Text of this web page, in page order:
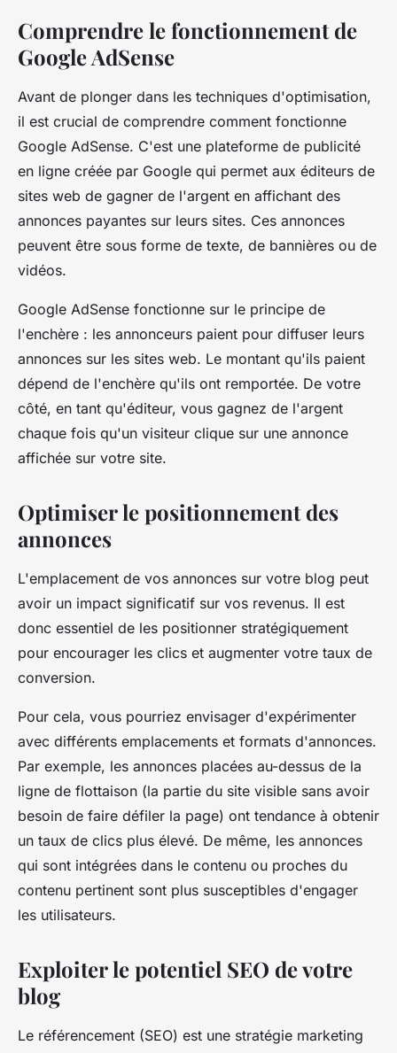
Comprendre le fonctionnement de
Google AdSense
Avant de plonger dans les techniques d'optimisation,
il est crucial de comprendre comment fonctionne
Google AdSense. C'est une plateforme de publicité
en ligne créée par Google qui permet aux éditeurs de
sites web de gagner de l'argent en affichant des
annonces payantes sur leurs sites. Ces annonces
peuvent être sous forme de texte, de bannières ou de
vidéos.
Google AdSense fonctionne sur le principe de
l'enchère : les annonceurs paient pour diffuser leurs
annonces sur les sites web. Le montant qu'ils paient
dépend de l'enchère qu'ils ont remportée. De votre
côté, en tant qu'éditeur, vous gagnez de l'argent
chaque fois qu'un visiteur clique sur une annonce
affichée sur votre site.
Optimiser le positionnement des
annonces
L'emplacement de vos annonces sur votre blog peut
avoir un impact significatif sur vos revenus. Il est
donc essentiel de les positionner stratégiquement
pour encourager les clics et augmenter votre taux de
conversion.
Pour cela, vous pourriez envisager d'expérimenter
avec différents emplacements et formats d'annonces.
Par exemple, les annonces placées au-dessus de la
ligne de flottaison (la partie du site visible sans avoir
besoin de faire défiler la page) ont tendance à obtenir
un taux de clics plus élevé. De même, les annonces
qui sont intégrées dans le contenu ou proches du
contenu pertinent sont plus susceptibles d'engager
les utilisateurs.
Exploiter le potentiel SEO de votre
blog
Le référencement (SEO) est une stratégie marketing